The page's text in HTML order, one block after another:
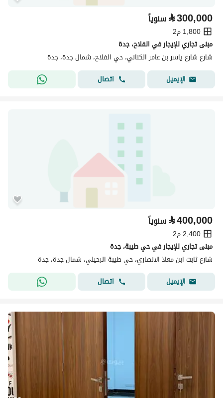
⃁300,000 سنوياً
1,800 م2
مبنى تجاري للإيجار في الفلاح، جدة
شارع شارع ياسر بن عامر الكناني، حي الفلاح، شمال جدة، جدة
الإيميل
اتصال
⃁400,000 سنوياً
2,400 م2
مبنى تجاري للإيجار في حي طيبة، جدة
شارع ثابت ابن معاذ الانصاري، حي طيبة الرحيلي، شمال جدة، جدة
الإيميل
اتصال